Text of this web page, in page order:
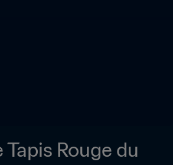
Tapis Rouge du